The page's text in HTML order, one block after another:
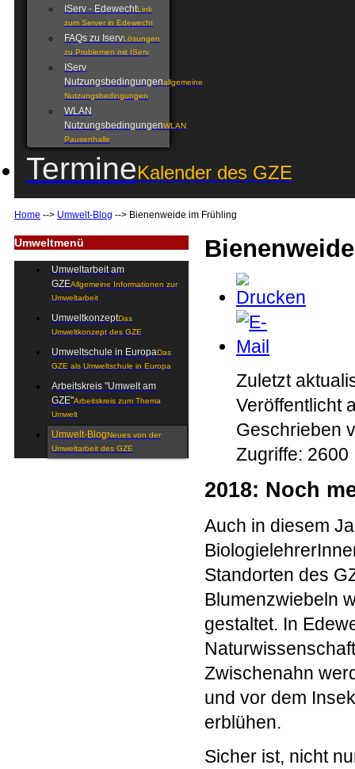
IServ - EdewechtLink
zum Server in Edewecht
FAQs zu IservLösungen
zu Problemen mit IServ
IServ
Nutzungsbedingungenallgemeine
Nutzungsbedingungen
WLAN
NutzungsbedingungenWLAN
Pausenhalle
TermineKalender des GZE
Home --> Umwelt-Blog --> Bienenweide im Frühling
Zuletzt
Veröffentlicht
Geschrieben
Zugriffe: 2600
2018: Noch
Auch in diesem
Standorten des
Blumenzwiebeln
gestaltet. In
Zwischenahn
und vor dem
erblühen.
Sicher ist, nicht
Umweltmenü
Umweltarbeit am
GZEAllgemeine Informationen zur
Umweltarbeit
UmweltkonzeptDas
Umweltkonzept des GZE
Umweltschule in EuropaDas
GZE als Umweltschule in Europa
Arbeitskreis "Umwelt am
GZE"Arbeitskreis zum Thema
Umwelt
Umwelt-BlogNeues von der
Umweltarbeit des GZE